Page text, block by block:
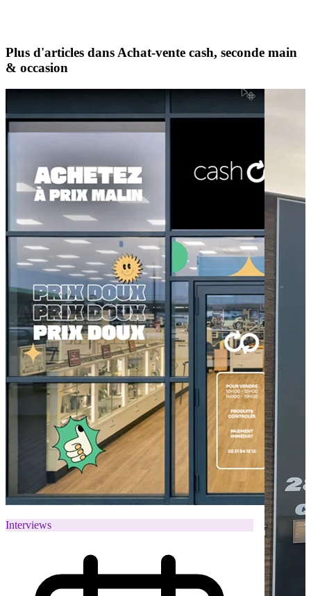
Plus d'articles dans Achat-vente cash, seconde main
& occasion
Interviews